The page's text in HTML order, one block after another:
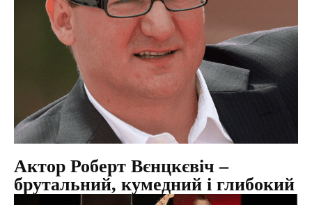
Актор Роберт Вєнцкєвіч –
брутальний, кумедний і глибокий